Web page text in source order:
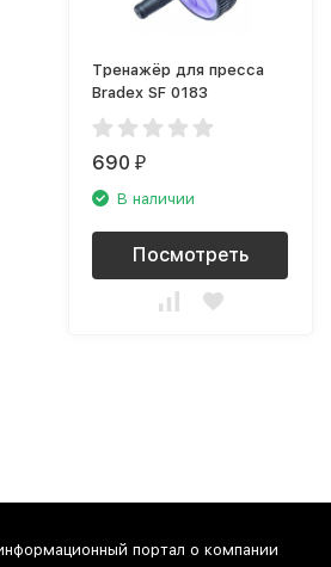
Тренажёр для пресса
Bradex SF 0183
690₽
В наличии
Посмотреть
портал о компании